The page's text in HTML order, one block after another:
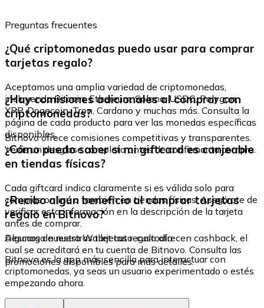
Preguntas frecuentes
¿Qué criptomonedas puedo usar para comprar
tarjetas regalo?
Aceptamos una amplia variedad de criptomonedas,
incluyendo Bitcoin, Ethereum, Solana, USDC, Polygon,
XRP, Dogecoin, Tron, Cardano y muchas más. Consulta la
página de cada producto para ver las monedas específicas
disponibles.
¿Hay comisiones adicionales al comprar con
criptomonedas?
Bitnovo ofrece comisiones competitivas y transparentes.
Verás un desglose completo antes de confirmar tu compra.
¿Cómo puedo saber si mi giftcard es canjeable
en tiendas físicas?
Cada giftcard indica claramente si es válida solo para
compras online o también en tiendas físicas. Asegúrate de
verificar esta información en la descripción de la tarjeta
antes de comprar.
¿Recibo algún beneficio al comprar tarjetas
regalo en Bitnovo?
Algunas de nuestras tarjetas regalo ofrecen cashback, el
cual se acreditará en tu cuenta de Bitnovo. Consulta las
promociones disponibles para más detalles.
Descarga nuestra Wallet auto-custodia
Bitnovo es la app más sencilla para interactuar con
criptomonedas, ya seas un usuario experimentado o estés
empezando ahora.